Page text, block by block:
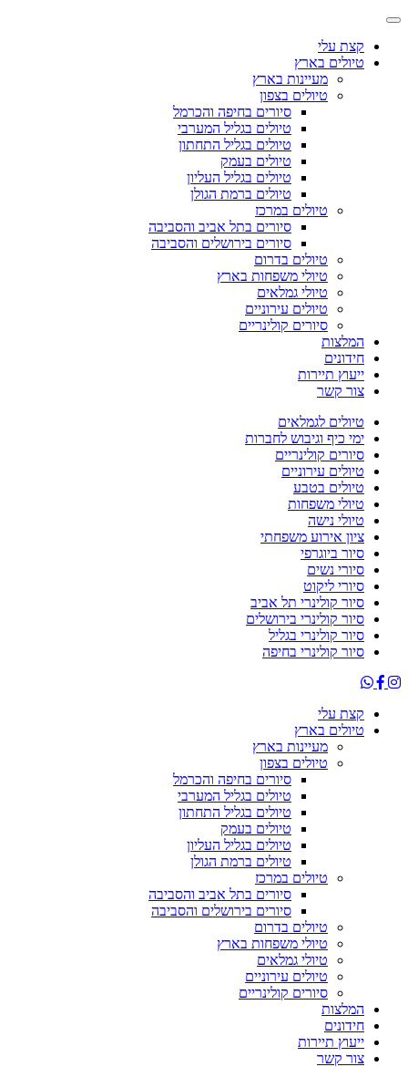
קצת עלי
טיולים בארץ
מעיינות בארץ
טיולים בצפון
סיורים בחיפה והכרמל
טיולים בגליל המערבי
טיולים בגליל התחתון
טיולים בעמק
טיולים בגליל העליון
טיולים ברמת הגולן
טיולים במרכז
סיורים בתל אביב והסביבה
סיורים בירושלים והסביבה
טיולים בדרום
טיולי משפחות בארץ
טיולי גמלאים
טיולים עירוניים
סיורים קולינריים
המלצות
חידונים
ייעוץ תיירות
צור קשר
טיולים לגמלאים
ימי כיף וגיבוש לחברות
סיורים קולינריים
טיולים עירוניים
טיולים בטבע
טיולי משפחות
טיולי נישה
ציון אירוע משפחתי
סיור ביוגרפי
סיורי נשים
סיורי ליקוט
סיור קולינרי תל אביב
סיור קולינרי בירושלים
סיור קולינרי בגליל
סיור קולינרי בחיפה
קצת עלי
טיולים בארץ
מעיינות בארץ
טיולים בצפון
סיורים בחיפה והכרמל
טיולים בגליל המערבי
טיולים בגליל התחתון
טיולים בעמק
טיולים בגליל העליון
טיולים ברמת הגולן
טיולים במרכז
סיורים בתל אביב והסביבה
סיורים בירושלים והסביבה
טיולים בדרום
טיולי משפחות בארץ
טיולי גמלאים
טיולים עירוניים
סיורים קולינריים
המלצות
חידונים
ייעוץ תיירות
צור קשר